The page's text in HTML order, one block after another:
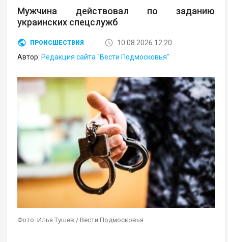
Мужчина действовал по заданию
украинских спецслужб
ПРОИСШЕСТВИЯ
10.08.2026 12:20
Автор: Редакция сайта "Вести Подмосковья"
Фото: Илья Тушев / Вести Подмосковья